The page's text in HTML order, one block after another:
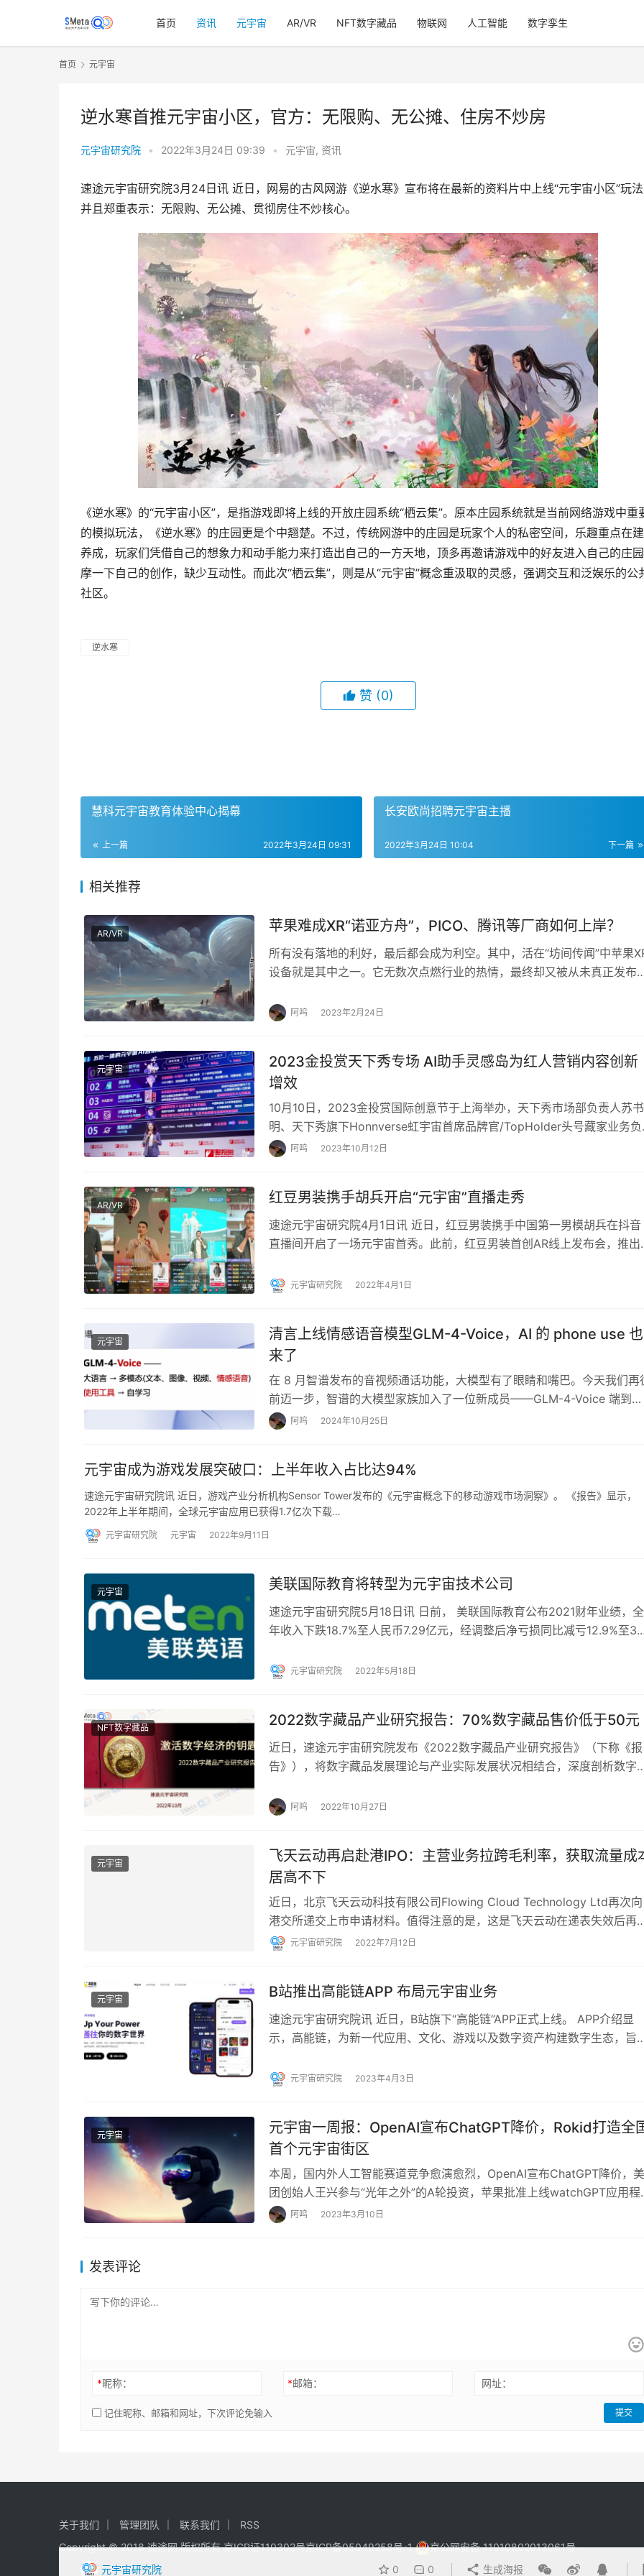
首页 资讯 元宇宙 AR/VR NFT数字藏品 物联网 人工智能 数字孪生
首页 元宇宙
逆水寒首推元宇宙小区，官方：无限购、无公摊、住房不炒房
元宇宙研究院 • 2022年3月24日 09:39 • 元宇宙, 资讯
速途元宇宙研究院3月24日讯 近日，网易的古风网游《逆水寒》宣布将在最新的资料片中上线“元宇宙小区”玩
并且郑重表示：无限购、无公摊、贯彻房住不炒核心。
《逆水寒》的“元宇宙小区”，是指游戏即将上线的开放庄园系统“栖云集”。原本庄园系统就是当前网络游戏中重
的模拟玩法，《逆水寒》的庄园更是个中翘楚。不过，传统网游中的庄园是玩家个人的私密空间，乐趣重点在
养成，玩家们凭借自己的想象力和动手能力来打造出自己的一方天地，顶多再邀请游戏中的好友进入自己的庄
摩一下自己的创作，缺少互动性。而此次“栖云集”，则是从“元宇宙”概念重汲取的灵感，强调交互和泛娱乐的公
社区。
逆水寒
赞 (0)
元宇宙研究院 0 0 生成海报
慧科元宇宙教育体验中心揭幕
上一篇 2022年3月24日 09:31
长安欧尚招聘元宇宙主播
下一篇
2022年3月24日 10:04
相关推荐
AR/VR 苹果难成XR“诺亚方舟”，PICO、腾讯等厂商如何上岸？
所有没有落地的利好，最后都会成为利空。其中，活在“坊间传闻”中苹果
设备就是其中之一。它无数次点燃行业的热情，最终却又被从未真正发布
阿呜 2023年2月24日
元宇宙
2023金投赏天下秀专场 AI助手灵感岛为红人营销内容创新
增效
10月10日，2023金投赏国际创意节于上海举办，天下秀市场部负责人苏书
明、天下秀旗下Honnverse虹宇宙首席品牌官/TopHolder头号藏家业务负
责人吴璇为大家带来天下秀专…
阿呜 2023年10月12日
AR/VR 红豆男装携手胡兵开启“元宇宙”直播走秀
速途元宇宙研究院4月1日讯 近日，红豆男装携手中国第一男模胡兵在抖音
直播间开启了一场元宇宙首秀。此前，红豆男装首创AR线上发布会，推出
元宇宙研究院 2022年4月1日
元宇宙
清言上线情感语音模型GLM-4-Voice，AI 的 phone use 也
来了
在 8 月智谱发布的音视频通话功能，大模型有了眼睛和嘴巴。今天我们再
前迈一步，智谱的大模型家族加入了一位新成员——GLM-4-Voice 端到端
情感语音模型。 GLM-4-Voi…
阿呜 2024年10月25日
元宇宙成为游戏发展突破口：上半年收入占比达94%
速途元宇宙研究院讯 近日，游戏产业分析机构Sensor Tower发布的《元宇宙概念下的移动游戏市场洞察》。 《报告》显示，
2022年上半年期间，全球元宇宙应用已获得1.7亿次下载…
元宇宙研究院 元宇宙 2022年9月11日
元宇宙 美联国际教育将转型为元宇宙技术公司
速途元宇宙研究院5月18日讯 日前， 美联国际教育公布2021财年业绩，全
年收入下跌18.7%至人民币7.29亿元，经调整后净亏损同比减亏12.9%至
元宇宙研究院 2022年5月18日
NFT数字藏品 2022数字藏品产业研究报告：70%数字藏品售价低于50元
近日，速途元宇宙研究院发布《2022数字藏品产业研究报告》（下称《报
告》），将数字藏品发展理论与产业实际发展状况相结合，深度剖析数字
阿呜 2022年10月27日
元宇宙
飞天云动再启赴港IPO：主营业务拉跨毛利率，获取流量成
居高不下
近日，北京飞天云动科技有限公司Flowing Cloud Technology Ltd再次向
港交所递交上市申请材料。值得注意的是，这是飞天云动在递表失效后再
次提交上市申请。 据速…
元宇宙研究院 2022年7月12日
元宇宙 B站推出高能链APP 布局元宇宙业务
速途元宇宙研究院讯 近日，B站旗下“高能链”APP正式上线。 APP介绍显
示，高能链，为新一代应用、文化、游戏以及数字资产构建数字生态，旨
元宇宙研究院 2023年4月3日
元宇宙
元宇宙一周报：OpenAI宣布ChatGPT降价，Rokid打造全
首个元宇宙街区
本周，国内外人工智能赛道竞争愈演愈烈，OpenAI宣布ChatGPT降价，美
团创始人王兴参与“光年之外”的A轮投资，苹果批准上线watchGPT应用程
序。荣耀发布观影眼镜，创维XR…
阿呜 2023年3月10日
发表评论
*昵称： *邮箱： 网址：
记住昵称、邮箱和网址，下次评论免输入 提交
关于我们 管理团队 联系我们
RSS
Copyright © 2018 速途网 版权所有京ICP证110302号京ICP备05049258号-1 京公网安备 11010802013061号-